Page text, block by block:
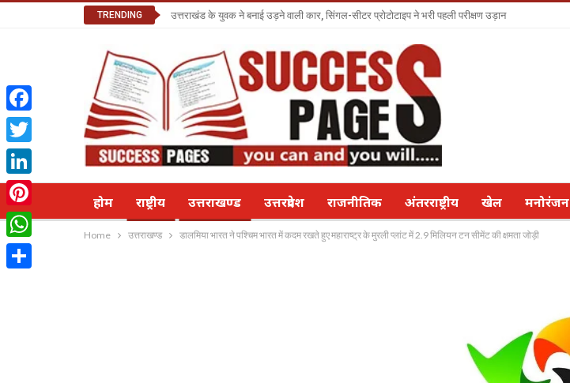
TRENDING उत्तराखंड के युवक ने बनाई उड़ने वाली कार, सिंगल-सीटर प्रोटोटाइप ने भरी पहली परीक्षण उड़ान
होम राष्ट्रीय उत्तराखण्ड उत्तरप्रदेश राजनीतिक अंतरराष्ट्रीय खेल मनोरंजन
Home उत्तराखण्ड डालमिया भारत ने पश्चिम भारत में कदम रखते हुए महाराष्‍ट्र के मुरली प्‍लांट में 2.9 मिलियन टन सीमेंट की क्षमता जोड़ी
Facebook
Twitter
LinkedIn
Pinterest
WhatsApp